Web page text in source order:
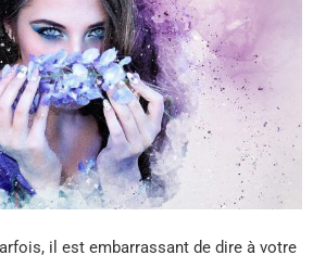
il est embarrassant de dire à votre